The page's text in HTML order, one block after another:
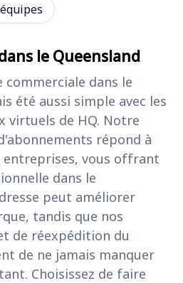
le Queensland
commerciale dans le
été aussi simple avec les
virtuels de HQ. Notre
répond à
entreprises, vous offrant
dans le
peut améliorer
tandis que nos
de réexpédition du
de ne jamais manquer
Choisissez de faire